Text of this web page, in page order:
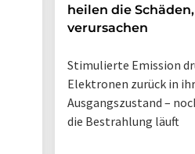
heilen die
verursachen
Stimulierte Emission
Elektronen zurück in
Ausgangszustand –
die Bestrahlung läuft